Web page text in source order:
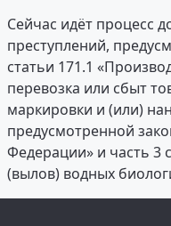
Сейчас идёт процесс
преступлений,
статьи 171.1
перевозка или сбыт
маркировки и (или)
предусмотренной
Федерации» и часть 3
(вылов) водных